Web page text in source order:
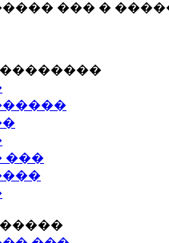
��� �
���